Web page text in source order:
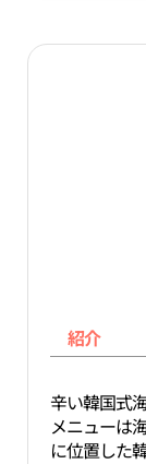
紹介
辛い韓国式
メニューは
に位置した